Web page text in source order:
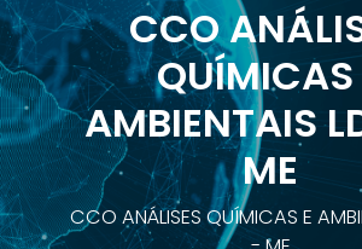
CCO
QUÍMICAS
AMBIENTAIS
ME
CCO ANÁLISES QUÍMICAS E